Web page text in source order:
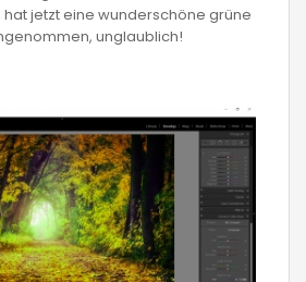
jetzt eine wunderschöne grüne
unglaublich!